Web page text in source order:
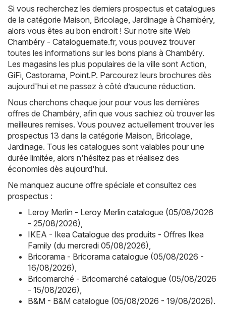
Si vous recherchez les derniers prospectus et catalogues
de la catégorie Maison, Bricolage, Jardinage à Chambéry,
alors vous êtes au bon endroit ! Sur notre site Web
Chambéry - Cataloguemate.fr, vous pouvez trouver
toutes les informations sur les bons plans à Chambéry.
Les magasins les plus populaires de la ville sont Action
GiFi Castorama Point.P. Parcourez leurs brochures dès
aujourd'hui et ne passez à côté d’aucune réduction.
Nous cherchons chaque jour pour vous les dernières
offres de Chambéry, afin que vous sachiez où trouver les
meilleures remises. Vous pouvez actuellement trouver les
prospectus 13 dans la catégorie Maison, Bricolage,
Jardinage. Tous les catalogues sont valables pour une
durée limitée, alors n'hésitez pas et réalisez des
économies dès aujourd'hui.
Ne manquez aucune offre spéciale et consultez ces
prospectus :
Leroy Merlin - Leroy Merlin catalogue (05/08/2026
- 25/08/2026)
IKEA - Ikea Catalogue des produits - Offres Ikea
Family (du mercredi 05/08/2026)
Bricorama - Bricorama catalogue (05/08/2026 -
16/08/2026)
Bricomarché - Bricomarché catalogue (05/08/2026
- 15/08/2026)
B&M - B&M catalogue (05/08/2026 - 19/08/2026).